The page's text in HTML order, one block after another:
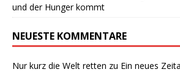
und der Hunger kommt
NEUESTE KOMMENTARE
Nur kurz die Welt retten zu Ein neues